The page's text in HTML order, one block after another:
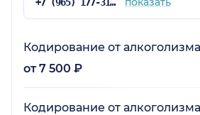
Кодирование от алкоголизма
от 7 500 ₽
Кодирование от